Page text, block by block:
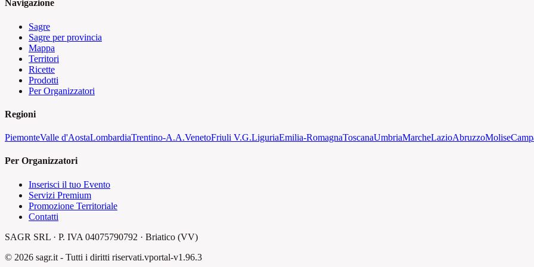
Navigazione
Sagre
Sagre per provincia
Mappa
Territori
Ricette
Prodotti
Per Organizzatori
Regioni
PiemonteValle d'AostaLombardiaTrentino-A.A.VenetoFriuli V.G.LiguriaEmilia-RomagnaToscanaUmbriaMarcheLazioAbruzzoMolise
Per Organizzatori
Inserisci il tuo Evento
Servizi Premium
Promozione Territoriale
Contatti
SAGR SRL · P. IVA 04075790792 · Briatico (VV)
© 2026 sagr.it - Tutti i diritti riservati.vportal-v1.96.3